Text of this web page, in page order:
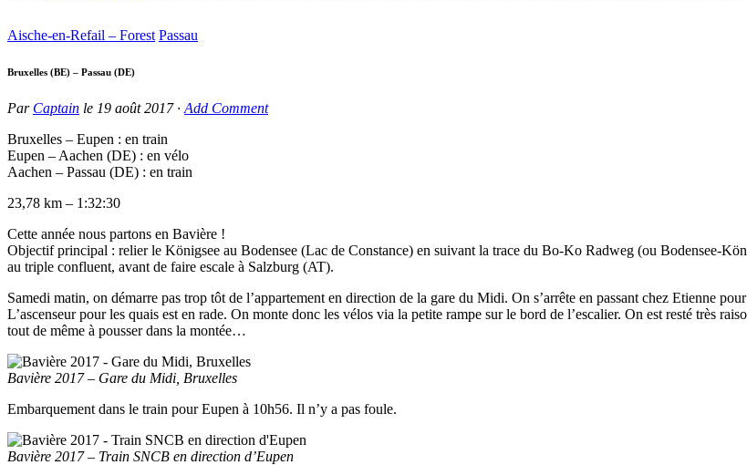
Aische-en-Refail – Forest Passau
Bruxelles (BE) – Passau (DE)
Par Captain le 19 août 2017· Add Comment
Bruxelles – Eupen : en train
Eupen – Aachen (DE) : en vélo
Aachen – Passau (DE) : en train
23,78 km – 1:32:30
Cette année nous partons en Bavière !
Objectif principal : relier le Königsee au Bodensee (Lac de Constance) en suivant la trace du Bo-Ko Radweg (ou Bodensee-
au triple confluent, avant de faire escale à Salzburg (AT).
Samedi matin, on démarre pas trop tôt de l’appartement en direction de la gare du Midi. On s’arrête en passant chez Etienne
L’ascenseur pour les quais est en rade. On monte donc les vélos via la petite rampe sur le bord de l’escalier. On est resté très
tout de même à pousser dans la montée…
Bavière 2017 – Gare du Midi, Bruxelles
Embarquement dans le train pour Eupen à 10h56. Il n’y a pas foule.
Bavière 2017 – Train SNCB en direction d’Eupen